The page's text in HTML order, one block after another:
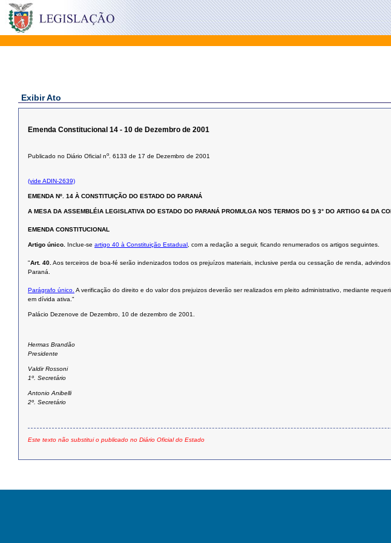
Exibir Ato
Emenda Constitucional 14 - 10 de Dezembro de 2001
Publicado no Diário Oficial no. 6133 de 17 de Dezembro de 2001
(vide ADIN-2639)
EMENDA Nº. 14 À CONSTITUIÇÃO DO ESTADO DO PARANÁ
A MESA DA ASSEMBLÉIA LEGISLATIVA DO ESTADO DO PARANÁ PROMULGA NOS TERMOS DO § 3° DO ARTIGO 64 DA
EMENDA CONSTITUCIONAL
Artigo único. Inclue-se artigo 40 à Constituição Estadual , com a redação a seguir, ficando renumerados os artigos seguintes.
"Art. 40. Aos terceiros de boa-fé serão indenizados todos os prejuízos materiais, inclusive perda ou cessação de renda,
Paraná.
Parágrafo único. A verificação do direito e do valor dos prejuizos deverão ser realizados em pleito administrativo, mediante
em dívida ativa."
Palácio Dezenove de Dezembro, 10 de dezembro de 2001.
Hermas Brandão
Presidente
Valdir Rossoni
1º. Secretário
Antonio Anibelli
2º. Secretário
Este texto não substitui o publicado no Diário Oficial do Estado